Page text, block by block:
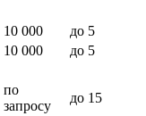
10 000
до 5
10 000
до 5
по
запросу
до 15